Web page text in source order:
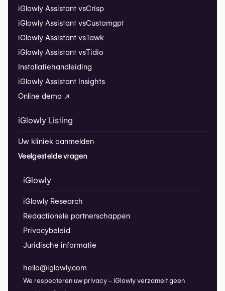
iGlowly Assistant vsCrisp
iGlowly Assistant vsCustomgpt
iGlowly Assistant vsTawk
iGlowly Assistant vsTidio
Installatiehandleiding
iGlowly Assistant Insights
Online demo ↗
iGlowly Listing
Uw kliniek aanmelden
Veelgestelde vragen
iGlowly
iGlowly Research
Redactionele partnerschappen
Privacybeleid
Juridische informatie
hello@iglowly.com
We respecteren uw privacy – iGlowly verzamelt geen